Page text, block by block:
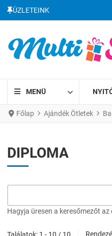
ÜZLETEINK
MENÜ
Főlap Ajándék Ötletek
DIPLOMA
Hagyja üresen a keresőmezőt
Találatok: 1 - 10 / 10